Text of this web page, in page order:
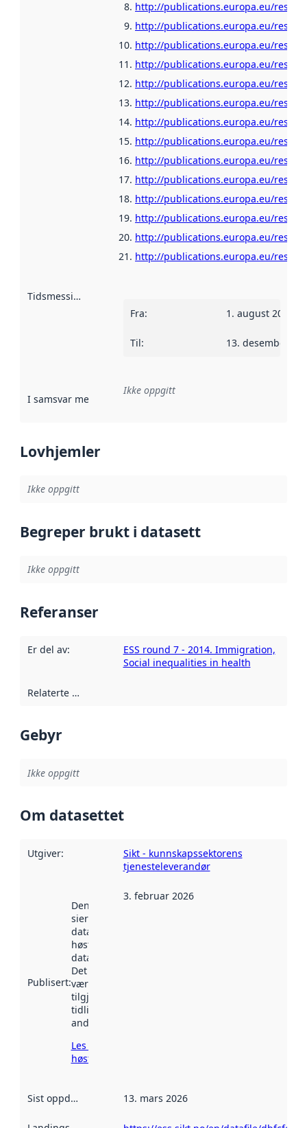
http://publications.europa.eu/
http://publications.europa.eu/
http://publications.europa.eu/
http://publications.europa.eu/
http://publications.europa.eu/
http://publications.europa.eu/
http://publications.europa.eu/
http://publications.europa.eu/
http://publications.europa.eu/
http://publications.europa.eu/
http://publications.europa.eu/
http://publications.europa.eu/
http://publications.europa.eu/
http://publications.europa.eu/
Tidsmessig avgrensning
Fra: 1. august 2014
Til: 13. desember
I samsvar med Referanse til en implementasjonsregel
Ikke oppgitt
Lovhjemler
Ikke oppgitt
Begreper brukt i datasett
Ikke oppgitt
Referanser
Er del av:
ESS round 7 - 2014. Immigration,
Social inequalities in health
Relaterte ressurser
Gebyr
Ikke oppgitt
Om datasettet
Utgiver:
Sikt - kunnskapssektorens
tjenesteleverandør
Publisert:
Denne datoen
sier når
datasettet ble
høstet av
data.norge.no.
Det kan ha
vært
tilgjengelig
tidligere
andre steder.
Les mer om
høsting her
3. februar 2026
Sist oppdatert 13. mars 2026